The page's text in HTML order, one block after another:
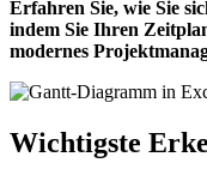
Erfahren Sie, wie Sie
indem Sie Ihren
modernes
Wichtigste